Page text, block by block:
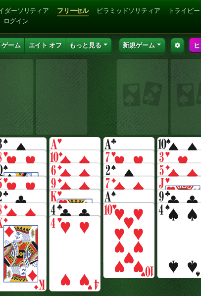
ダーソリティア フリーセル ピラミッドソリティア トライピ
ログイン
ゲーム エイト オフ もっと見る 新規ゲーム